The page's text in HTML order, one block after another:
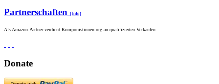
Partnerschaften (Info)
Als Amazon-Partner verdient Komponistinnen.org an qualifizierten Verkäufen.
Donate